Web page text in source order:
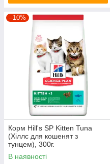
–10%
Корм Hill's SP Kitten Tuna
(Хіллс для кошенят з
тунцем), 300г.
В наявності